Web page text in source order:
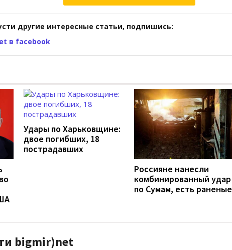
другие интересные статьи, подпишись:
в facebook
Удары по Харьковщине:
двое погибших, 18
пострадавших
Россияне нанесли
комбинированный удар
по Сумам, есть раненые
bigmir)net